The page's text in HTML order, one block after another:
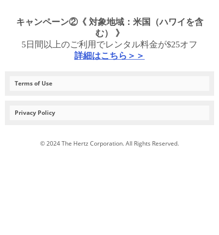
キャンペーン②《 対象地域：米国（ハワイを含
む） 》
5日間以上のご利用でレンタル料金が$25オフ
詳細はこちら＞＞
Terms of Use
Privacy Policy
© 2024 The Hertz Corporation. All Rights Reserved.